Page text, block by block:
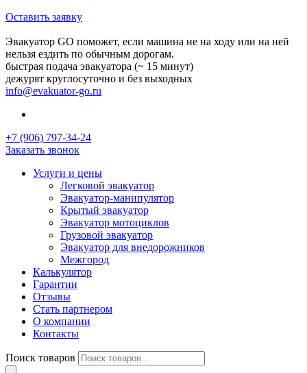
Оставить заявку
Эвакуатор GO поможет, если машина не на ходу или на ней
нельзя ездить по обычным дорогам.
быстрая подача эвакуатора (~ 15 минут)
дежурят круглосуточно и без выходных
info@evakuator-go.ru
+7 (906) 797-34-24
Заказать звонок
Услуги и цены
Легковой эвакуатор
Эвакуатор-манипулятор
Крытый эвакуатор
Эвакуатор мотоциклов
Грузовой эвакуатор
Эвакуатор для внедорожников
Межгород
Калькулятор
Гарантии
Отзывы
Стать партнером
О компании
Контакты
Поиск товаров